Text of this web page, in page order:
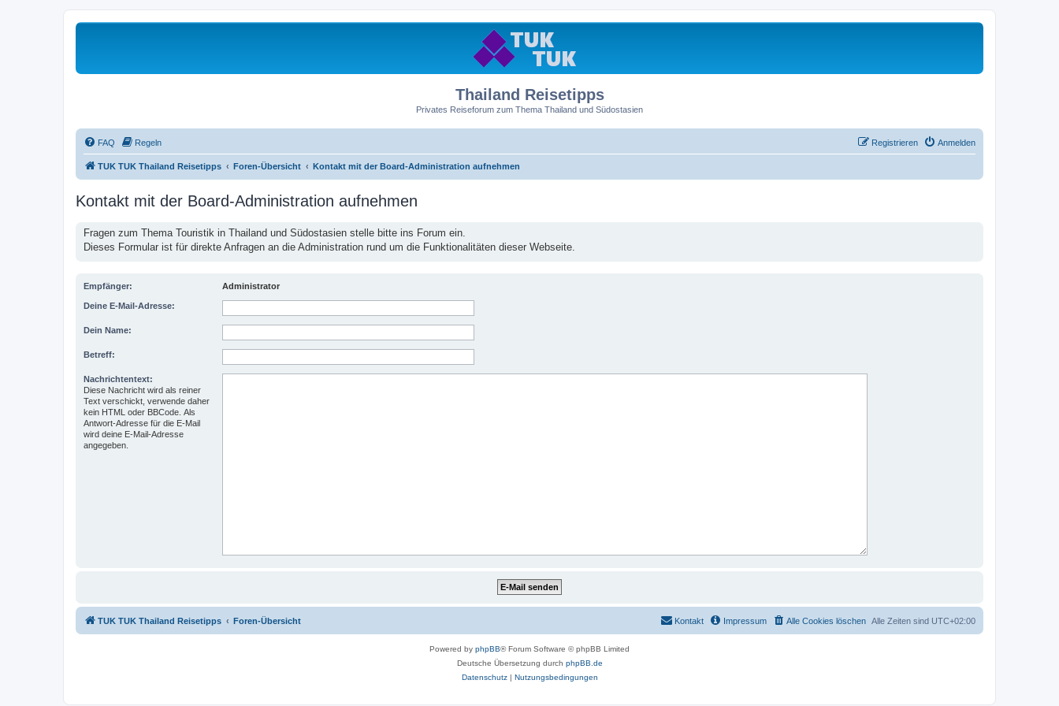
Thailand Reisetipps
Privates Reiseforum zum Thema Thailand und Südostasien
FAQ Regeln Anmelden
Registrieren
TUK TUK Thailand Reisetipps Foren-Übersicht Kontakt mit der Board-Administration aufnehmen
Kontakt mit der Board-Administration aufnehmen
Fragen zum Thema Touristik in Thailand und Südostasien stelle bitte ins Forum ein.
Dieses Formular ist für direkte Anfragen an die Administration rund um die Funktionalitäten dieser Webseite.
Empfänger: Administrator
Deine E-Mail-Adresse:
Dein Name:
Betreff:
Nachrichtentext:
Diese Nachricht wird als reiner
Text verschickt, verwende daher
kein HTML oder BBCode. Als
Antwort-Adresse für die E-Mail
wird deine E-Mail-Adresse
angegeben.
TUK TUK Thailand Reisetipps Foren-Übersicht Alle Zeiten sind UTC+02:00
Alle Cookies löschen
Impressum
Kontakt
Powered by phpBB® Forum Software © phpBB Limited
Deutsche Übersetzung durch phpBB.de
Datenschutz| Nutzungsbedingungen